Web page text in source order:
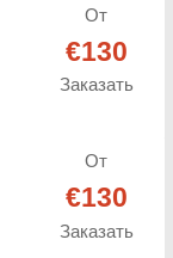
От
€130
Заказать
От
€130
Заказать